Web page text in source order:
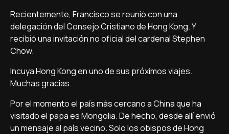
Recientemente, Francisco se reunió con una
delegación del Consejo Cristiano de Hong Kong. Y
recibió una invitación no oficial del cardenal Stephen
Chow.
Incuya Hong Kong en uno de sus próximos viajes.
Muchas gracias.
Por el momento el país más cercano a China que ha
visitado el papa es Mongolia. De hecho, desde allí envió
un mensaje al país vecino. Solo los obispos de Hong